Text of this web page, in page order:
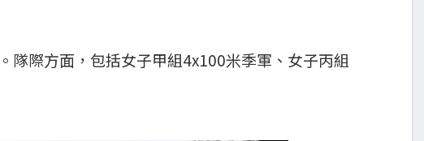
隊際方面，包括女子甲組4x100米季軍、女子丙組